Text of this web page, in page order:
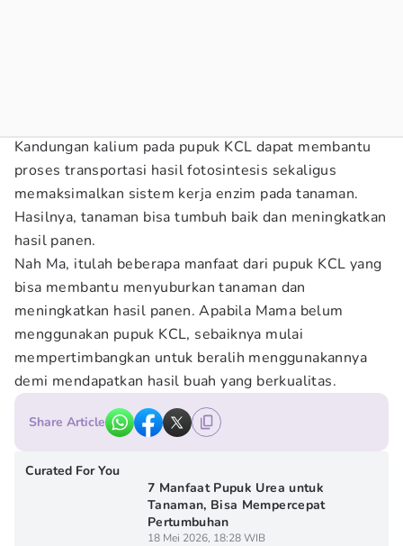
Kandungan kalium pada pupuk KCL dapat membantu
proses transportasi hasil fotosintesis sekaligus
memaksimalkan sistem kerja enzim pada tanaman.
Hasilnya, tanaman bisa tumbuh baik dan meningkatkan
hasil panen.
Nah Ma, itulah beberapa manfaat dari pupuk KCL yang
bisa membantu menyuburkan tanaman dan
meningkatkan hasil panen. Apabila Mama belum
menggunakan pupuk KCL, sebaiknya mulai
mempertimbangkan untuk beralih menggunakannya
demi mendapatkan hasil buah yang berkualitas.
Share Article
Curated For You
7 Manfaat Pupuk Urea untuk
Tanaman, Bisa Mempercepat
Pertumbuhan
18 Mei 2026, 18:28 WIB